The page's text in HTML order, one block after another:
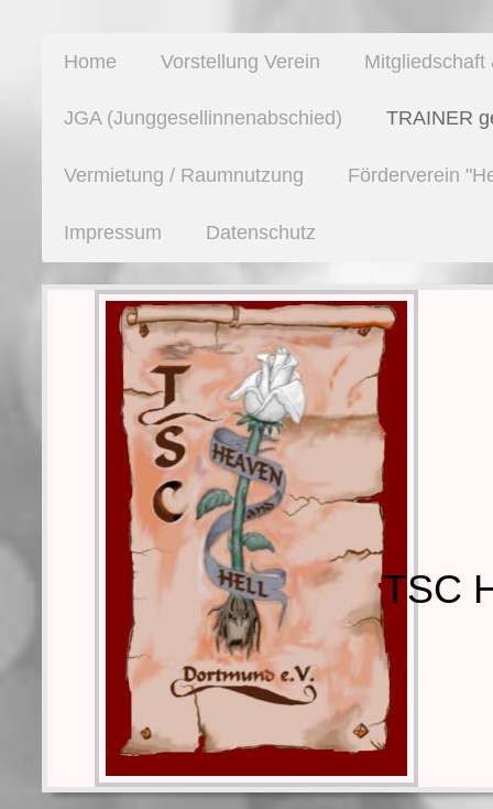
Home Vorstellung Verein Mitgliedschaft
JGA (Junggesellinnenabschied) TRAINER
Vermietung / Raumnutzung Förderverein
Impressum Datenschutz
TSC